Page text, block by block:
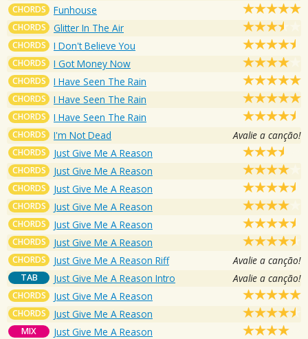
CHORDS Funhouse
CHORDS Glitter In The Air
CHORDS I Don't Believe You
CHORDS I Got Money Now
CHORDS I Have Seen The Rain
CHORDS I Have Seen The Rain
CHORDS I Have Seen The Rain
CHORDS I'm Not Dead Avalie a canção!
CHORDS Just Give Me A Reason
CHORDS Just Give Me A Reason
CHORDS Just Give Me A Reason
CHORDS Just Give Me A Reason
CHORDS Just Give Me A Reason
CHORDS Just Give Me A Reason
CHORDS Just Give Me A Reason Riff Avalie a canção!
TAB Just Give Me A Reason Intro Avalie a canção!
CHORDS Just Give Me A Reason
CHORDS Just Give Me A Reason
MIX Just Give Me A Reason